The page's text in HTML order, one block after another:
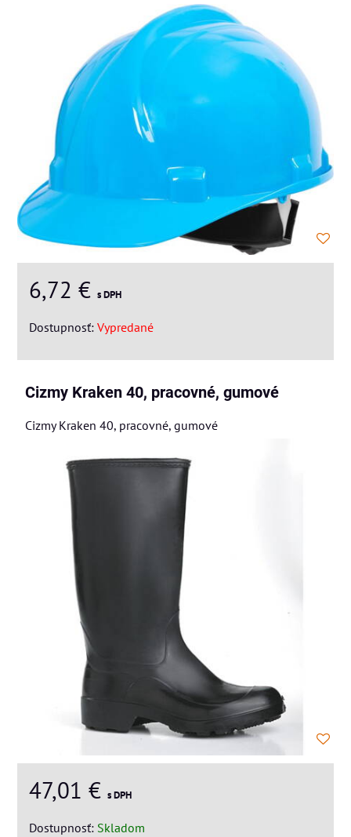
6,72 € s DPH
Dostupnosť: Vypredané
Cizmy Kraken 40, pracovné, gumové
Cizmy Kraken 40, pracovné, gumové
47,01 € s DPH
Dostupnosť: Skladom